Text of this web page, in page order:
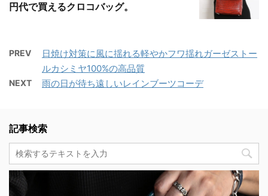
円代で買えるクロコバッグ。
PREV
日焼け対策に風に揺れる軽やかフワ揺れガーゼストー
ルカシミヤ100%の高品質
NEXT 雨の日が待ち遠しいレインブーツコーデ
記事検索